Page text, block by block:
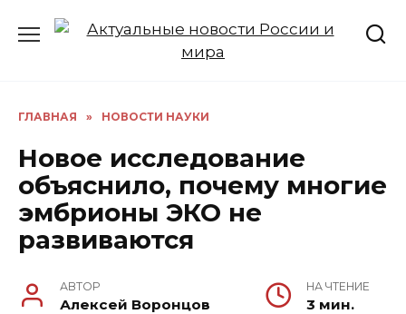
ГЛАВНАЯ » НОВОСТИ НАУКИ
Новое исследование
объяснило, почему многие
эмбрионы ЭКО не
развиваются
АВТОР
Алексей Воронцов
НА ЧТЕНИЕ
3 мин.